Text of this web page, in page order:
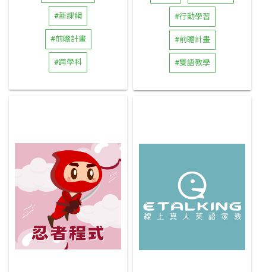
#新課綱
#前瞻計畫
#跨學科
#行動學習
#前瞻計畫
#雙語教學